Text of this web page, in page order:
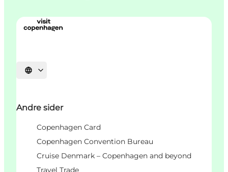
Vælg sprog
Andre sider
Copenhagen Card
Copenhagen Convention Bureau
Cruise Denmark – Copenhagen and beyond
Travel Trade